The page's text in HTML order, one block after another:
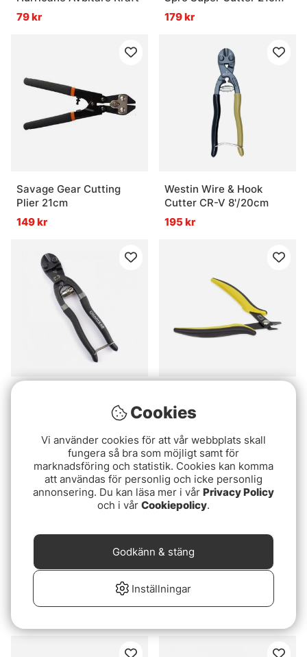
79 kr
179 kr
Savage Gear Cutting
Plier 21cm
149 kr
Westin Wire & Hook
Cutter CR-V 8'/20cm
195 kr
199 kr
IFISH Power Cutter
Korda Strippa Tool
Cookies
Vi använder cookies för att vår webbplats skall
fungera så bra som möjligt samt för
marknadsföring och statistik. Cookies kan komma
att användas för personlig och icke personlig
annonsering. Du kan läsa mer i vår Privacy Policy
och i vår Cookiepolicy.
Inställningar
Godkänn & stäng